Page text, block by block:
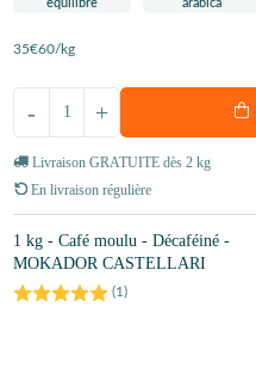
35€60/kg
+
-
Livraison GRATUITE dès 2 kg
En livraison régulière
1 kg - Café moulu - Décaféiné -
MOKADOR CASTELLARI
(1)